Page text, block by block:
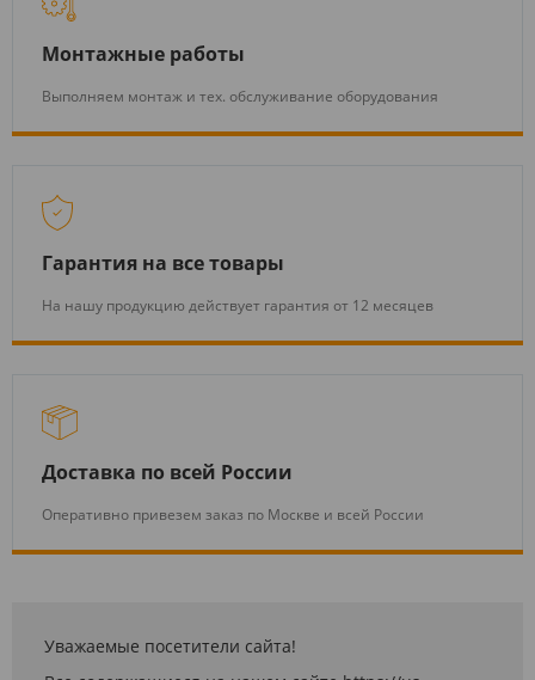
Монтажные работы
Выполняем монтаж и тех. обслуживание оборудования
Гарантия на все товары
На нашу продукцию действует гарантия от 12 месяцев
Доставка по всей России
Оперативно привезем заказ по Москве и всей России
Уважаемые посетители сайта!